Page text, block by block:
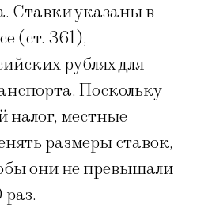
Ставки указаны в
(ст. 361),
рублях для
Поскольку
налог, местные
размеры ставок,
они не превышали